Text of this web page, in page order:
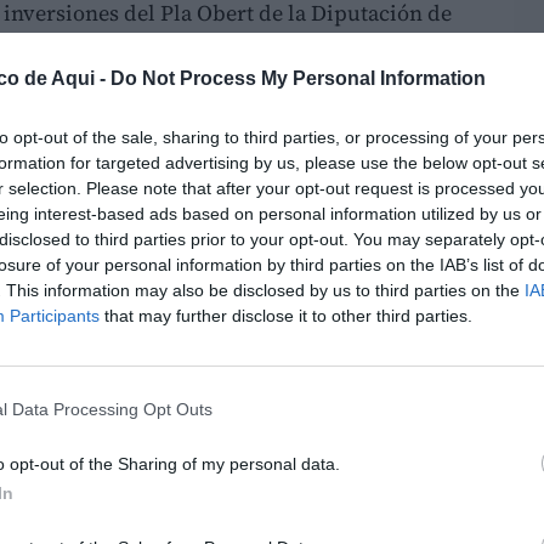
de Aqui - Do Not Process My Personal Information
opt-out of the sale, sharing to third parties, or processing of your
for targeted advertising by us, please use the below opt-out
selection. Please note that after your opt-out request is processed
interest-based ads based on personal information utilized by us
to third parties prior to your opt-out. You may separately
of your personal information by third parties on the IAB’s list of
This information may also be disclosed by us to third parties on the
Participants that may further disclose it to other third parties.
Data Processing Opt Outs
opt-out of the Sharing of my personal data.
inversiones del Pla Obert de la Diputación de
cerca de
a mejorar las infraestructuras y los
este jueves en una reunión entre el
Mompó , y el alcalde de Gátova,Jesús
de las inversiones previstas en la
instalaciones deportivas
la restauración del frontón municipal y
contará con una inversión cercana a los
se encuentra muy deteriorado y el
adecuados para la población más